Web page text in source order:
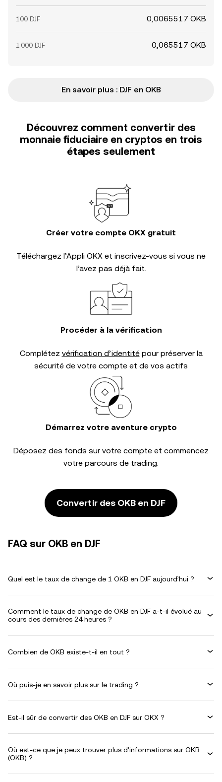
100 DJF 0,0065517 OKB
1 000 DJF 0,065517 OKB
En savoir plus : DJF en OKB
Découvrez comment convertir des
monnaie fiduciaire en cryptos en trois
étapes seulement
Créer votre compte OKX gratuit
Téléchargez l’Appli OKX et inscrivez-vous si vous ne
l’avez pas déjà fait.
Procéder à la vérification
Complétez vérification d’identitépour préserver la
sécurité de votre compte et de vos actifs
Démarrez votre aventure crypto
Déposez des fonds sur votre compte et commencez
votre parcours de trading.
Convertir des OKB en DJF
FAQ sur OKB en DJF
Quel est le taux de change de 1 OKB en DJF aujourd’hui ?
Comment le taux de change de OKB en DJF a-t-il évolué au
cours des dernières 24 heures ?
Combien de OKB existe-t-il en tout ?
Où puis-je en savoir plus sur le trading ?
Est-il sûr de convertir des OKB en DJF sur OKX ?
Où est-ce que je peux trouver plus d'informations sur OKB
(OKB) ?